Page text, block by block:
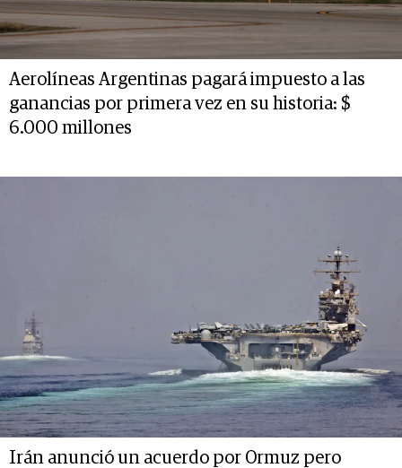
Aerolíneas Argentinas pagará impuesto a las
ganancias por primera vez en su historia: $
6.000 millones
Irán anunció un acuerdo por Ormuz pero